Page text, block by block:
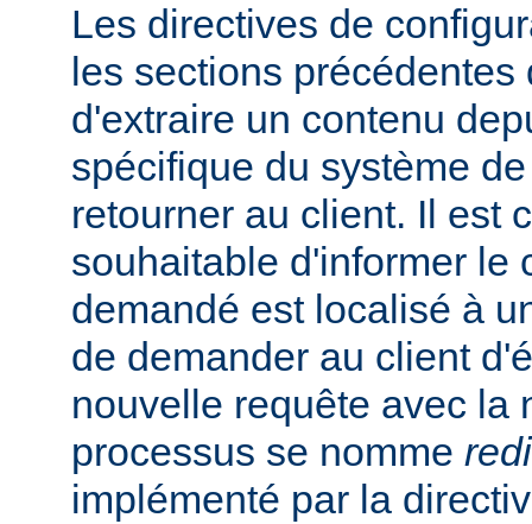
Les directives de
les sections précédentes
d'extraire un contenu
spécifique du système
retourner au client. Il est
souhaitable d'informer le
demandé est localisé à
de demander au client
nouvelle requête avec la
processus se nomme
implémenté par la